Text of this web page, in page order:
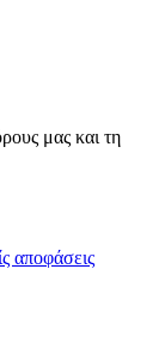
μας και τη
αποφάσεις